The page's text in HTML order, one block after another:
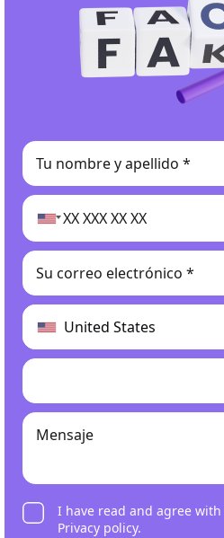
I have read and agree with
Privacy policy.